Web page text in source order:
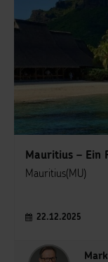
Mauritius – Ein
Mauritius(MU)
22.12.2025